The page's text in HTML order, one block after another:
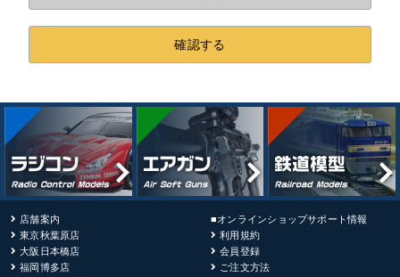
店舗案内
東京秋葉原店
大阪日本橋店
福岡博多店
■オンラインショップサポート情報
利用規約
会員登録
ご注文方法